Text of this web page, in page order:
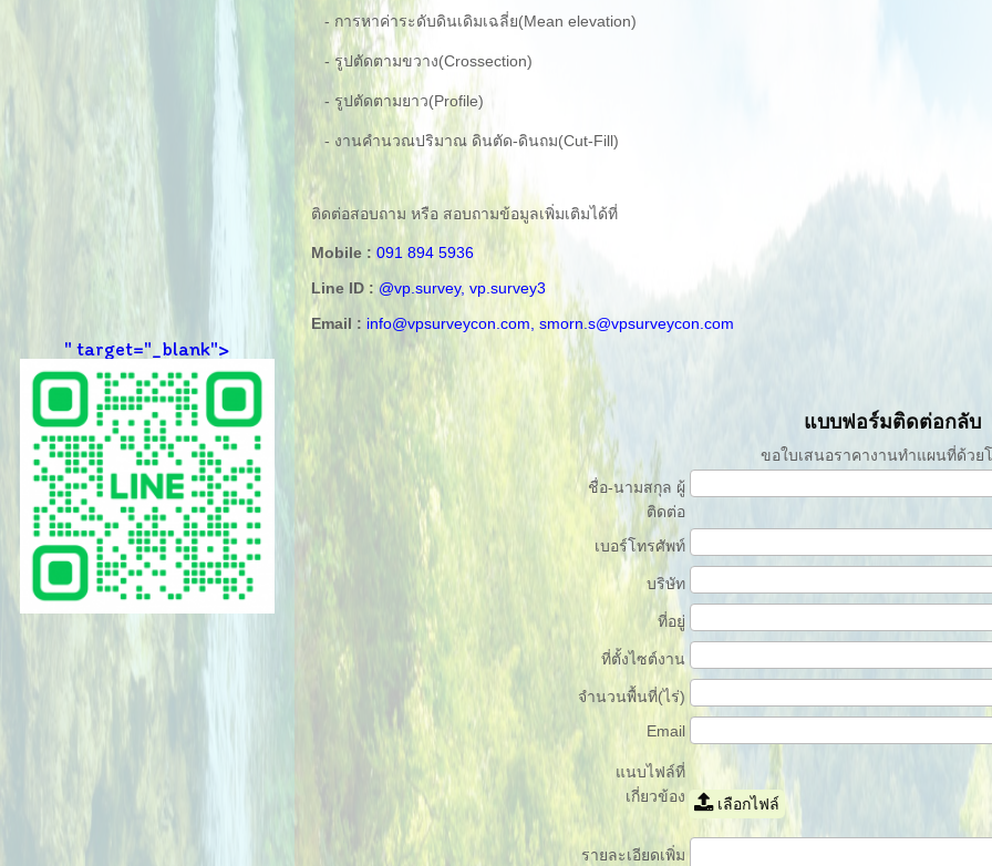
" target="_blank">
- การหาค่าระดับดินเดิมเฉลี่ย(Mean elevation)
- รูปตัดตามขวาง(Crossection)
- รูปตัดตามยาว(Profile)
- งานคำนวณปริมาณ ดินตัด-ดินถม(Cut-Fill)
ติดต่อสอบถาม หรือ สอบถามข้อมูลเพิ่มเติมได้ที่
Mobile : 091 894 5936
Line ID : @vp.survey, vp.survey3
Email : info@vpsurveycon.com, smorn.s@vpsurveycon.com
แบบฟอร์มติดต่อกลับ
ขอใบเสนอราคางานทำแผนที่ด้วย
ชื่อ-นามสกุล ผู้
ติดต่อ
เบอร์โทรศัพท์
บริษัท
ที่อยู่
ที่ตั้งไซต์งาน
จำนวนพื้นที่(ไร่)
Email
แนบไฟล์ที่
เกี่ยวข้อง
เลือกไฟล์
รายละเอียดเพิ่ม